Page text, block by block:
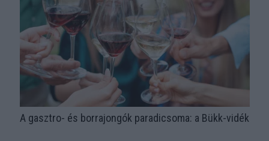
A gasztro- és borrajongók paradicsoma: a Bükk-vidék